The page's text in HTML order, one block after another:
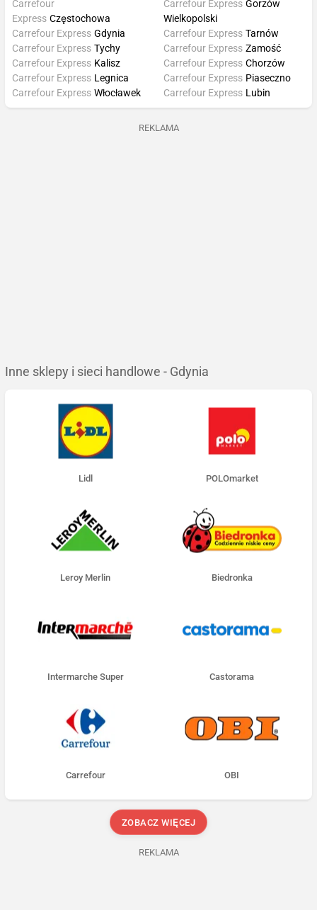
Carrefour
Express Częstochowa
Carrefour Express Gdynia
Carrefour Express Gorzów
Wielkopolski
Carrefour Express Tarnów
Carrefour Express Tychy
Carrefour Express Kalisz
Carrefour Express Legnica
Carrefour Express Włocławek
Carrefour Express Zamość
Carrefour Express Chorzów
Carrefour Express Piaseczno
Carrefour Express Lubin
REKLAMA
Inne sklepy i sieci handlowe - Gdynia
Lidl POLOmarket
Leroy Merlin Biedronka
Intermarche Super Castorama
Carrefour OBI
ZOBACZ WIĘCEJ
REKLAMA